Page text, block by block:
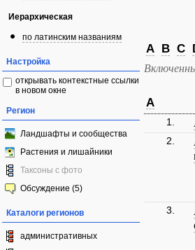
Иерархическая
по латинским названиям
Настройка
открывать контекстные ссылки
в новом окне
Регион
Ландшафты и сообщества
Растения и лишайники
Таксоны с фото
Обсуждение (5)
Каталоги регионов
административных
A B C
A
1.
2.
3.